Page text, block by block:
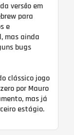
versão em
para
e
mas ainda
bugs
clássico jogo
por Mauro
mas já
estágio.